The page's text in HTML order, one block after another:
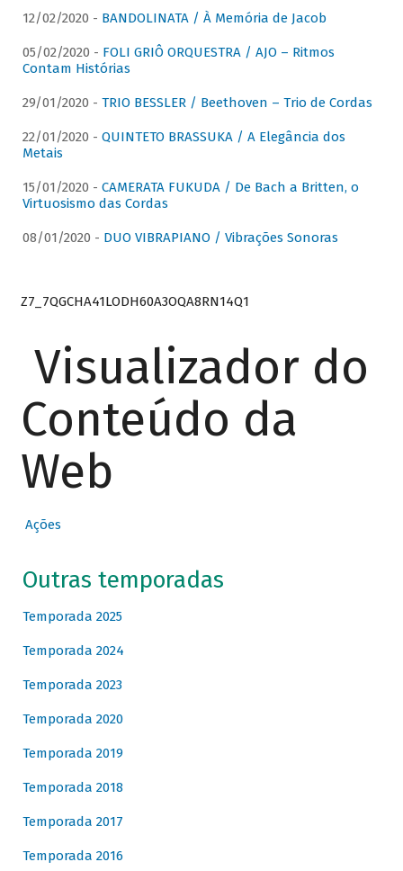
12/02/2020 - BANDOLINATA / À Memória de Jacob
05/02/2020 - FOLI GRIÔ ORQUESTRA / AJO – Ritmos
Contam Histórias
29/01/2020 - TRIO BESSLER / Beethoven – Trio de Cordas
22/01/2020 - QUINTETO BRASSUKA / A Elegância dos
Metais
15/01/2020 - CAMERATA FUKUDA / De Bach a Britten, o
Virtuosismo das Cordas
08/01/2020 - DUO VIBRAPIANO / Vibrações Sonoras
Z7_7QGCHA41LODH60A3OQA8RN14Q1
Visualizador do
Conteúdo da
Web
Ações
Outras temporadas
Temporada 2025
Temporada 2024
Temporada 2023
Temporada 2020
Temporada 2019
Temporada 2018
Temporada 2017
Temporada 2016